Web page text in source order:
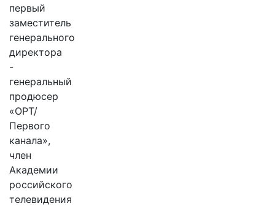
первый
заместитель
генерального
директора
-
генеральный
продюсер
«ОРТ/
Первого
канала»,
член
Академии
российского
телевидения